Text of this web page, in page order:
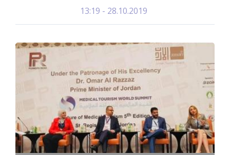
28.10.2019 - 13:19